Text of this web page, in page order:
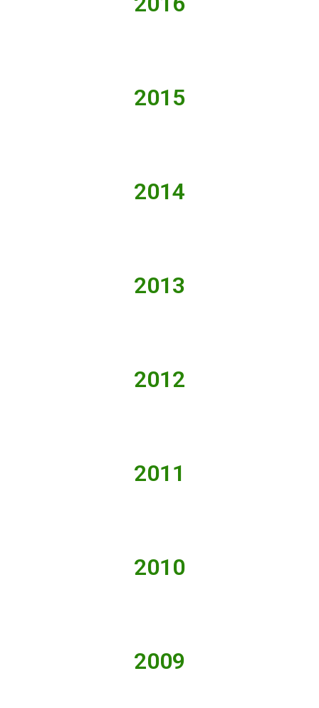
2015
2014
2013
2012
2011
2010
2009